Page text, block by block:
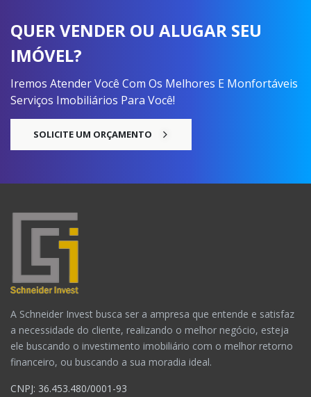
QUER VENDER OU ALUGAR SEU
IMÓVEL?
Iremos Atender Você Com Os Melhores E Monfortáveis
Serviços Imobiliários Para Você!
SOLICITE UM ORÇAMENTO
A Schneider Invest busca ser a ampresa que entende e satisfaz
a necessidade do cliente, realizando o melhor negócio, esteja
ele buscando o investimento imobiliário com o melhor retorno
financeiro, ou buscando a sua moradia ideal.
CNPJ: 36.453.480/0001-93